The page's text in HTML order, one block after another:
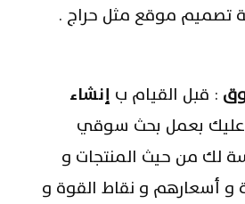
تصميم موقع مثل حراج .
: قبل القيام ب إنشاء
عليك بعمل بحث سوقي
لك من حيث المنتجات و
و أسعارهم و نقاط القوة و